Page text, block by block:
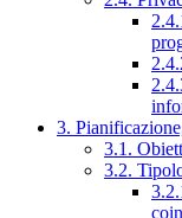
3.
3.1.
3.2.